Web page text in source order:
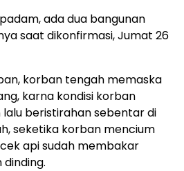
ada dua bangunan
saat dikonfirmasi, Jumat 26
korban tengah memaska
karna kondisi korban
beristirahan sebentar di
seketika korban mencium
api sudah membakar